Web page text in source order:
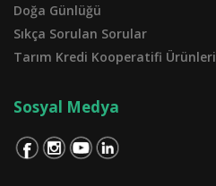
Doğa Günlüğü
Sıkça Sorulan Sorular
Tarım Kredi Kooperatifi Ürünleri
Sosyal Medya